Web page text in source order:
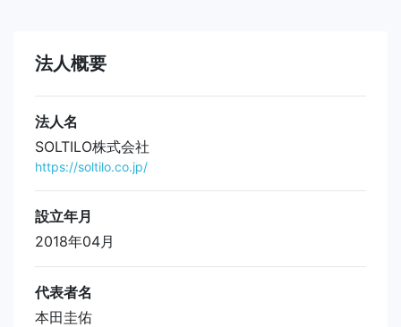
法人概要
法人名
SOLTILO株式会社
https://soltilo.co.jp/
設立年月
2018年04月
代表者名
本田圭佑